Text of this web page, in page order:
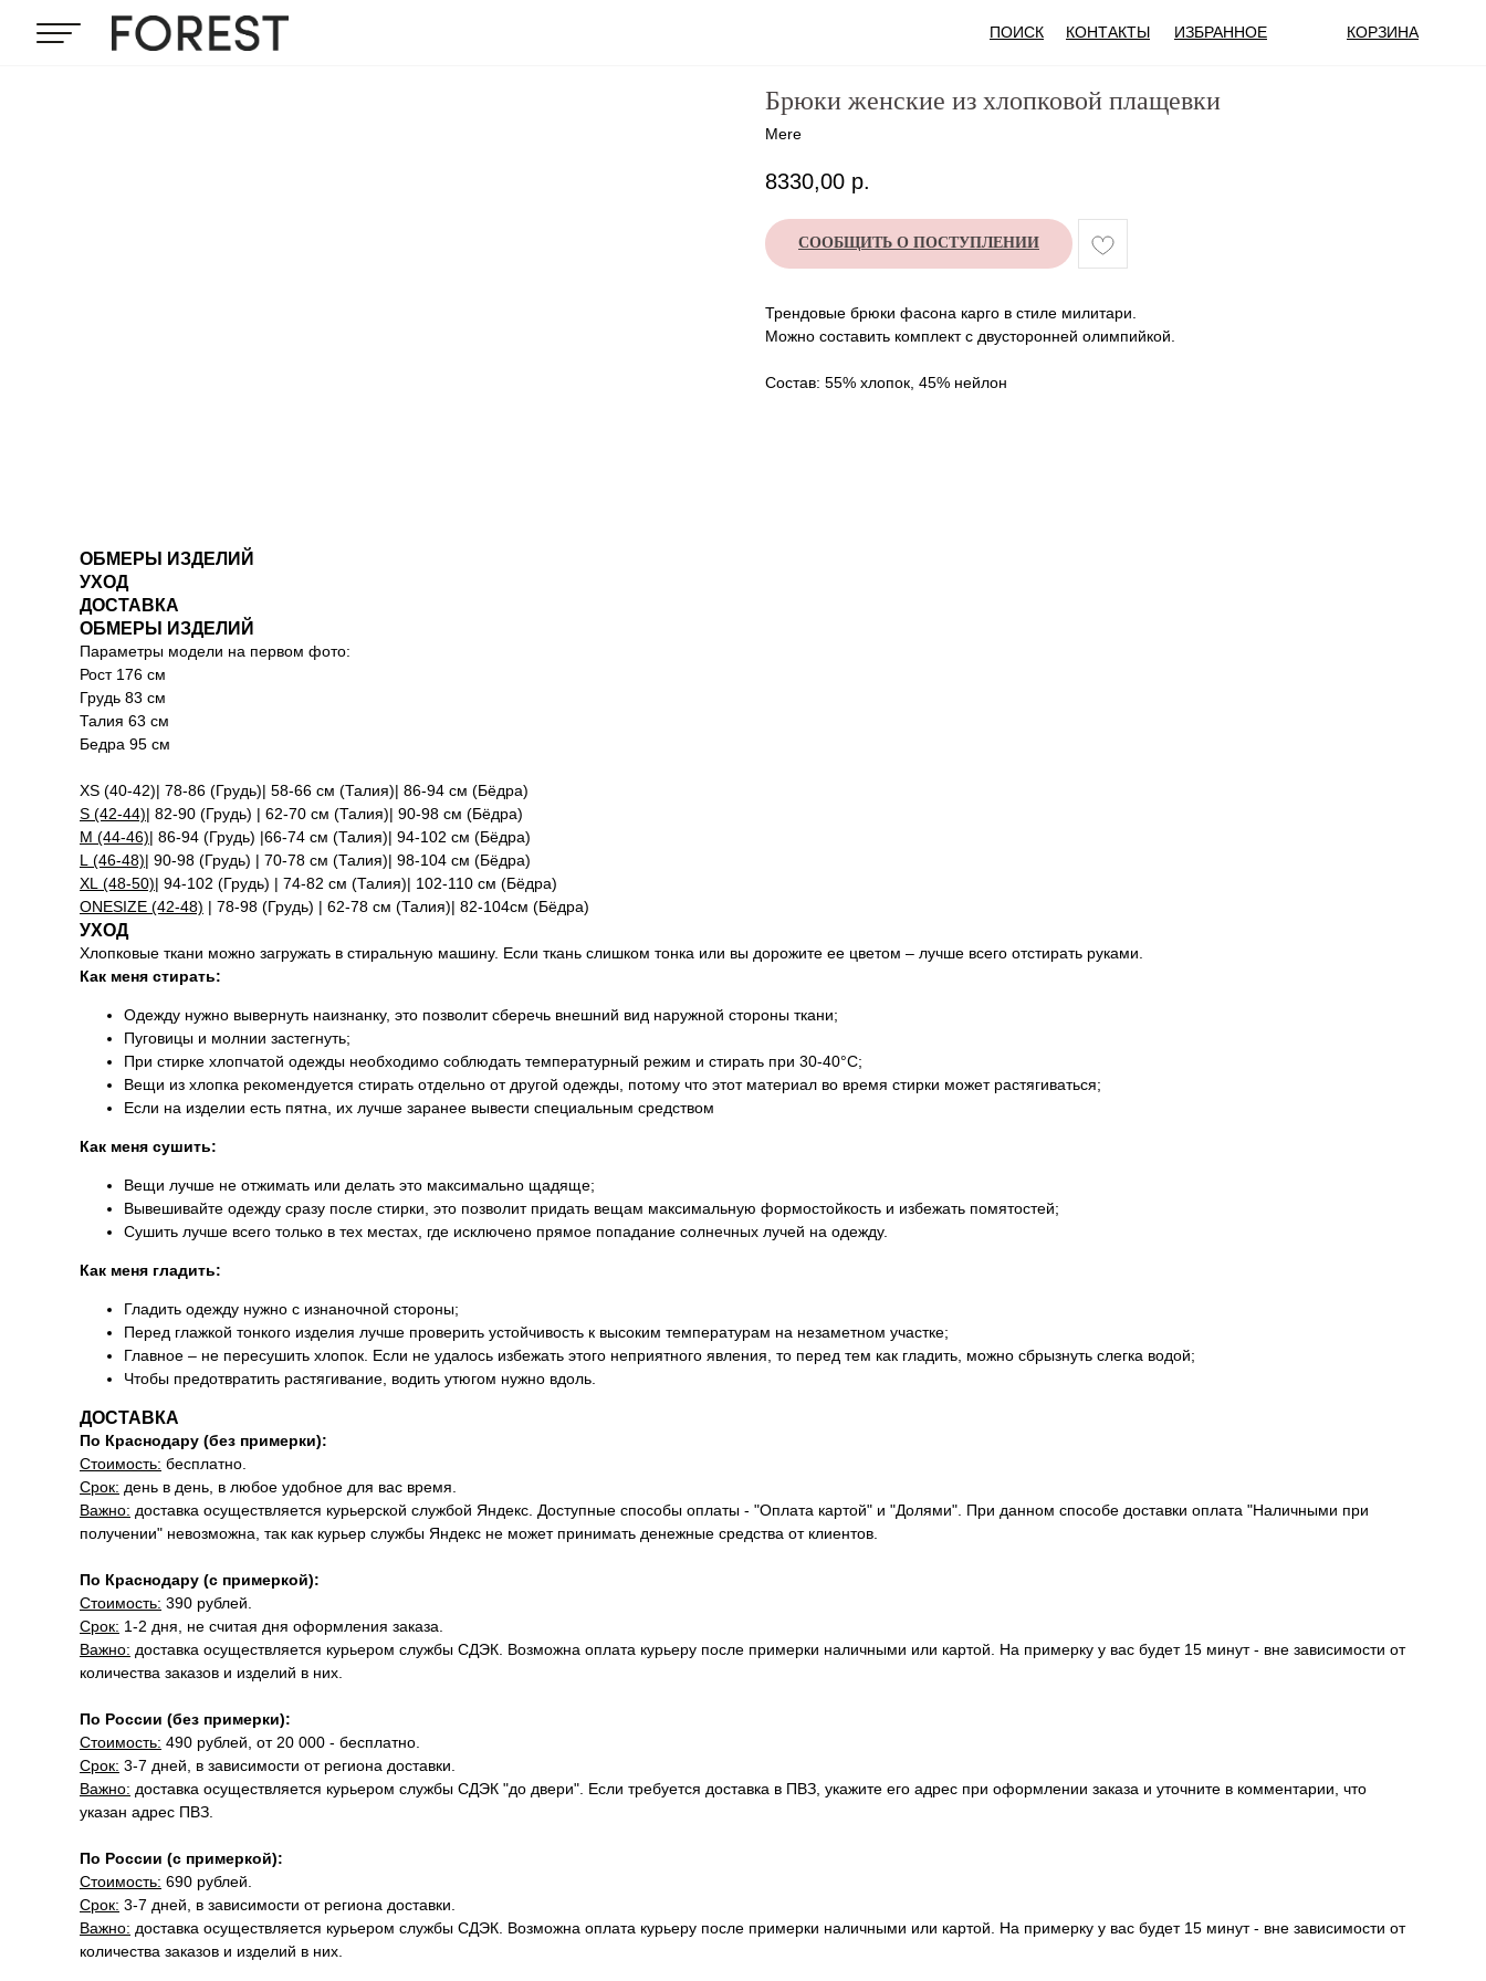
КОРЗИНА
ПОИСК КОНТАКТЫ ИЗБРАННОЕ
Брюки женские из хлопковой плащевки
Mere
8330,00 р.
СООБЩИТЬ О ПОСТУПЛЕНИИ
Трендовые брюки фасона карго в стиле милитари.
Можно составить комплект с двусторонней олимпийкой.
Состав: 55% хлопок, 45% нейлон
ОБМЕРЫ ИЗДЕЛИЙ
УХОД
ДОСТАВКА
ОБМЕРЫ ИЗДЕЛИЙ
Параметры модели на первом фото:
Рост 176 см
Грудь 83 см
Талия 63 см
Бедра 95 см
XS (40-42)| 78-86 (Грудь)| 58-66 см (Талия)| 86-94 см (Бёдра)
S (42-44)| 82-90 (Грудь) | 62-70 см (Талия)| 90-98 см (Бёдра)
M (44-46)| 86-94 (Грудь) |66-74 см (Талия)| 94-102 см (Бёдра)
L (46-48)| 90-98 (Грудь) | 70-78 см (Талия)| 98-104 см (Бёдра)
XL (48-50)| 94-102 (Грудь) | 74-82 см (Талия)| 102-110 см (Бёдра)
ONESIZE (42-48) | 78-98 (Грудь) | 62-78 см (Талия)| 82-104см (Бёдра)
УХОД
Хлопковые ткани можно загружать в стиральную машину. Если ткань слишком тонка или вы дорожите ее цветом – лучше всего отстирать руками.
Как меня стирать:
Одежду нужно вывернуть наизнанку, это позволит сберечь внешний вид наружной стороны ткани;
Пуговицы и молнии застегнуть;
При стирке хлопчатой одежды необходимо соблюдать температурный режим и стирать при 30-40°C;
Вещи из хлопка рекомендуется стирать отдельно от другой одежды, потому что этот материал во время стирки может растягиваться;
Если на изделии есть пятна, их лучше заранее вывести специальным средством
Как меня сушить:
Вещи лучше не отжимать или делать это максимально щадяще;
Вывешивайте одежду сразу после стирки, это позволит придать вещам максимальную формостойкость и избежать помятостей;
Сушить лучше всего только в тех местах, где исключено прямое попадание солнечных лучей на одежду.
Как меня гладить:
Гладить одежду нужно с изнаночной стороны;
Перед глажкой тонкого изделия лучше проверить устойчивость к высоким температурам на незаметном участке;
Главное – не пересушить хлопок. Если не удалось избежать этого неприятного явления, то перед тем как гладить, можно сбрызнуть слегка водой;
Чтобы предотвратить растягивание, водить утюгом нужно вдоль.
ДОСТАВКА
По Краснодару (без примерки):
Стоимость: бесплатно.
Срок: день в день, в любое удобное для вас время.
Важно: доставка осуществляется курьерской службой Яндекс. Доступные способы оплаты - "Оплата картой" и "Долями". При данном способе доставки оплата "Наличными при
получении" невозможна, так как курьер службы Яндекс не может принимать денежные средства от клиентов.
По Краснодару (с примеркой):
Стоимость: 390 рублей.
Срок: 1-2 дня, не считая дня оформления заказа.
Важно: доставка осуществляется курьером службы СДЭК. Возможна оплата курьеру после примерки наличными или картой. На примерку у вас будет 15 минут - вне зависимости от
количества заказов и изделий в них.
По России (без примерки):
Стоимость: 490 рублей, от 20 000 - бесплатно.
Срок: 3-7 дней, в зависимости от региона доставки.
Важно: доставка осуществляется курьером службы СДЭК "до двери". Если требуется доставка в ПВЗ, укажите его адрес при оформлении заказа и уточните в комментарии, что
указан адрес ПВЗ.
По России (с примеркой):
Стоимость: 690 рублей.
Срок: 3-7 дней, в зависимости от региона доставки.
Важно: доставка осуществляется курьером службы СДЭК. Возможна оплата курьеру после примерки наличными или картой. На примерку у вас будет 15 минут - вне зависимости от
количества заказов и изделий в них.